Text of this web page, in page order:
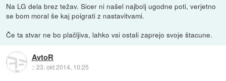
Na LG dela brez težav. Sicer ni našel najbolj ugodne poti, verjetno
se bom moral še kaj poigrati z nastavitvami.
Če ta stvar ne bo plačljiva, lahko vsi ostali zaprejo svoje štacune.
AvtoR
::23. okt 2014, 10:25